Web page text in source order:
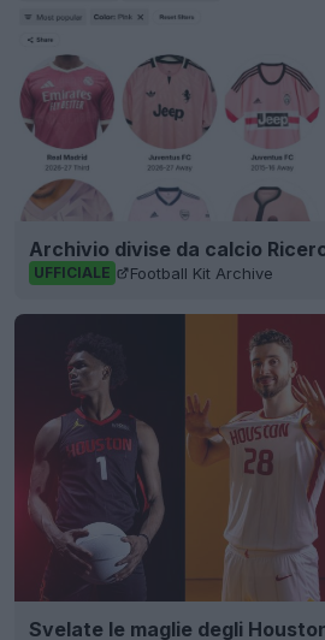
Archivio divise da calcio
UFFICIALE Football Kit Archive
Svelate le maglie degli